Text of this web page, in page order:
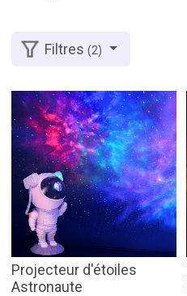
Filtres(2)
Projecteur d'étoiles
Astronaute